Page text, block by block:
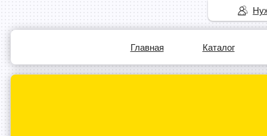
Главная Каталог